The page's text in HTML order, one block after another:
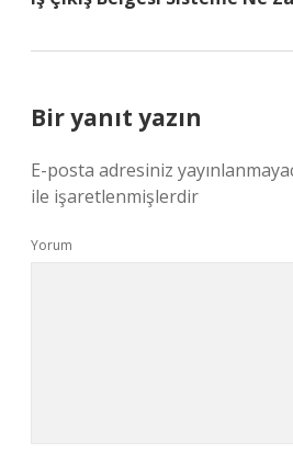
Bir yanıt yazın
E-posta adresiniz
ile işaretlenmişlerdir
Yorum